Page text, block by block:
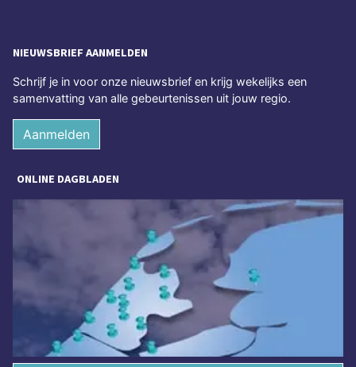
NIEUWSBRIEF AANMELDEN
Schrijf je in voor onze nieuwsbrief en krijg wekelijks een
samenvatting van alle gebeurtenissen uit jouw regio.
Aanmelden
ONLINE DAGBLADEN